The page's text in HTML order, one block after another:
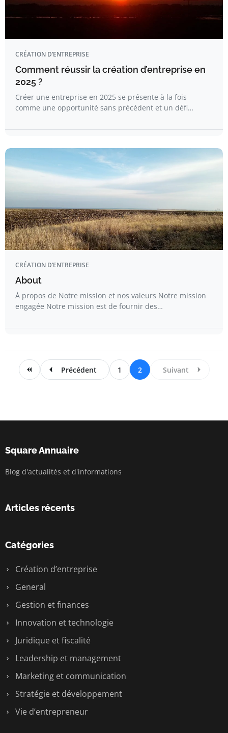
CRÉATION D’ENTREPRISE
Comment réussir la création d’entreprise en
2025 ?
Créer une entreprise en 2025 se présente à la fois
comme une opportunité sans précédent et un défi…
CRÉATION D’ENTREPRISE
About
À propos de Notre mission et nos valeurs Notre mission
engagée Notre mission est de fournir des…
Précédent 1 2 Suivant
Square Annuaire
Blog d'actualités et d'informations
Articles récents
Catégories
Création d’entreprise
General
Gestion et finances
Innovation et technologie
Juridique et fiscalité
Leadership et management
Marketing et communication
Stratégie et développement
Vie d’entrepreneur